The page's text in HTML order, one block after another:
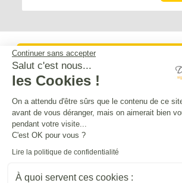
Continuer sans accepter
Salut c'est nous...
les Cookies !
On a attendu d'être sûrs que le contenu de ce
avant de vous déranger, mais on aimerait bien
pendant votre visite...
C'est OK pour vous ?
Lire la politique de confidentialité
À quoi servent ces cookies :
Crédits Agence de